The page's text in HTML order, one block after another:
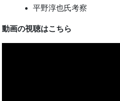
平野淳也氏考察
動画の視聴はこちら